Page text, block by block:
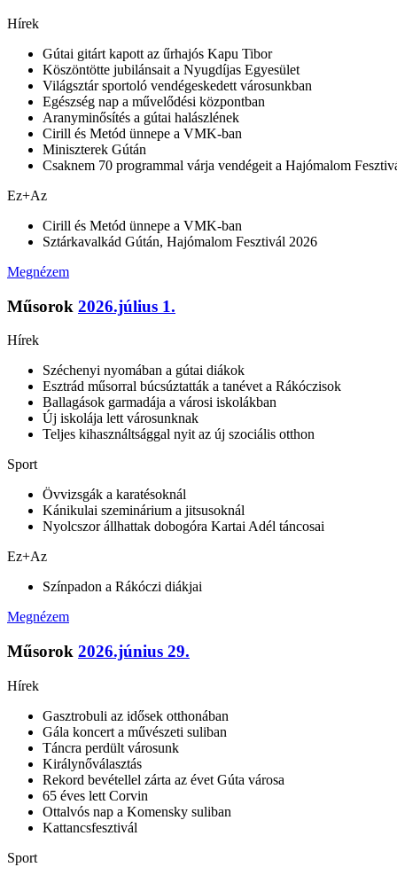
Hírek
Gútai gitárt kapott az űrhajós Kapu Tibor
Köszöntötte jubilánsait a Nyugdíjas Egyesület
Világsztár sportoló vendégeskedett városunkban
Egészség nap a művelődési központban
Aranyminősítés a gútai halászlének
Cirill és Metód ünnepe a VMK-ban
Miniszterek Gútán
Csaknem 70 programmal várja vendégeit a Hajómalom
Ez+Az
Cirill és Metód ünnepe a VMK-ban
Sztárkavalkád Gútán, Hajómalom Fesztivál 2026
Megnézem
Műsorok 2026.július 1.
Hírek
Széchenyi nyomában a gútai diákok
Esztrád műsorral búcsúztatták a tanévet a Rákóczisok
Ballagások garmadája a városi iskolákban
Új iskolája lett városunknak
Teljes kihasználtsággal nyit az új szociális otthon
Sport
Övvizsgák a karatésoknál
Kánikulai szeminárium a jitsusoknál
Nyolcszor állhattak dobogóra Kartai Adél táncosai
Ez+Az
Színpadon a Rákóczi diákjai
Megnézem
Műsorok 2026.június 29.
Hírek
Gasztrobuli az idősek otthonában
Gála koncert a művészeti suliban
Táncra perdült városunk
Királynőválasztás
Rekord bevétellel zárta az évet Gúta városa
65 éves lett Corvin
Ottalvós nap a Komensky suliban
Kattancsfesztivál
Sport